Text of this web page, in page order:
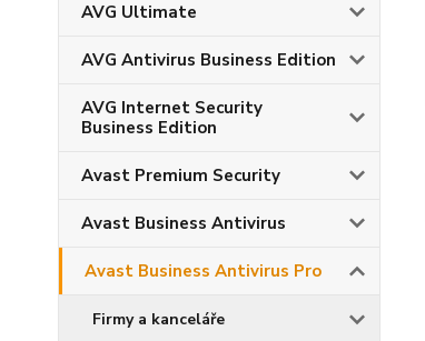
AVG Ultimate
AVG Antivirus Business Edition
AVG Internet Security
Business Edition
Avast Premium Security
Avast Business Antivirus
Avast Business Antivirus Pro
Firmy a kanceláře